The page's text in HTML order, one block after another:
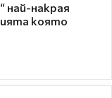
най-накрая
която